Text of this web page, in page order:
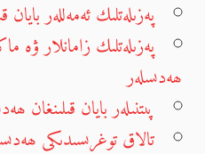
پەزىلەتلىك ئەمەللەر
پەزىلەتلىك زامانلار ۋە
ھەدىسلەر
پىتنىلەر بايان قىلىنغان
تالاق توغرىسىدىكى